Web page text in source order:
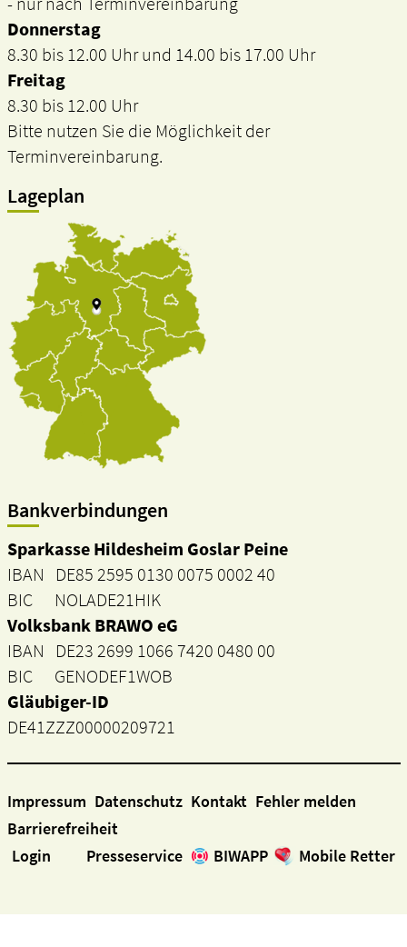
Donnerstag
8.30 bis 12.00 Uhr und 14.00 bis 17.00 Uhr
Freitag
8.30 bis 12.00 Uhr
Bitte nutzen Sie die Möglichkeit der
Terminvereinbarung.
Lageplan
Bankverbindungen
Sparkasse Hildesheim Goslar Peine
IBAN DE85 2595 0130 0075 0002 40
BIC NOLADE21HIK
Volksbank BRAWO eG
IBAN DE23 2699 1066 7420 0480 00
BIC GENODEF1WOB
Gläubiger-ID
DE41ZZZ00000209721
Impressum Datenschutz Kontakt Fehler melden
Barrierefreiheit
Login
Presseservice BIWAPP Mobile Retter